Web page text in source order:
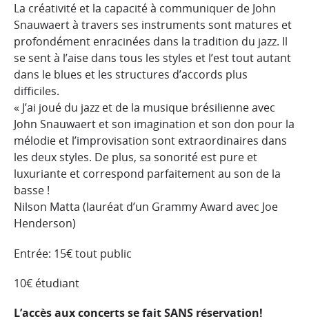
La créativité et la capacité à communiquer de John
Snauwaert à travers ses instruments sont matures et
profondément enracinées dans la tradition du jazz. Il
se sent à l’aise dans tous les styles et l’est tout autant
dans le blues et les structures d’accords plus
difficiles.
« J’ai joué du jazz et de la musique brésilienne avec
John Snauwaert et son imagination et son don pour la
mélodie et l’improvisation sont extraordinaires dans
les deux styles. De plus, sa sonorité est pure et
luxuriante et correspond parfaitement au son de la
basse !
Nilson Matta (lauréat d’un Grammy Award avec Joe
Henderson)
Entrée: 15€ tout public
10€ étudiant
L’accès aux concerts se fait SANS réservation!